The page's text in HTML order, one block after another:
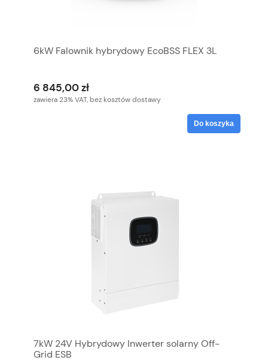
6kW Falownik hybrydowy EcoBSS FLEX 3L
6 845,00 zł
zawiera 23% VAT, bez kosztów dostawy
Do koszyka
7kW 24V Hybrydowy Inwerter solarny Off-
Grid ESB